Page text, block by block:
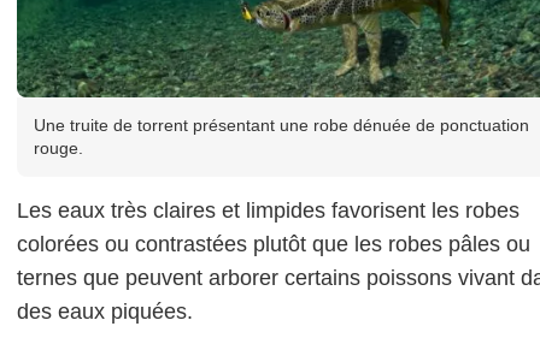
Une truite de torrent présentant une robe dénuée de ponctuation
rouge.
Les eaux très claires et limpides favorisent les robes
colorées ou contrastées plutôt que les robes pâles ou
ternes que peuvent arborer certains poissons vivant
des eaux piquées.